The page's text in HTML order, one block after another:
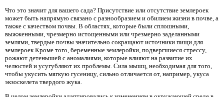
Что это значит для вашего сада? Присутствие или отсутствие землероек
может быть напрямую связано с разнообразием и обилием жизни в почве, а
также с качеством почвы. В областях, которые были сплошными,
выжженными, чрезмерно истощенными или чрезмерно заделанными
землями, твердые почвы значительно сокращают источники пищи для
землероек.Кроме того, беременные землеройки, подвергшиеся стрессу,
рожают детенышей с аномалиями, которые влияют на развитие их
челюстей и усугубляют их проблемы. Сила мышц, необходимая для того,
чтобы укусить мягкую гусеницу, сильно отличается от, например, укуса
экзоскелета твердого жука.